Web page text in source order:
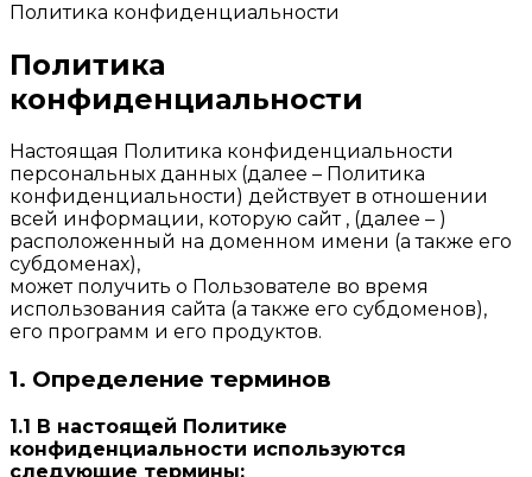
Политика конфиденциальности
Политика
конфиденциальности
Настоящая Политика конфиденциальности
персональных данных (далее – Политика
конфиденциальности) действует в отношении
всей информации, которую сайт , (далее – )
расположенный на доменном имени (а также его
субдоменах),
может получить о Пользователе во время
использования сайта (а также его субдоменов),
его программ и его продуктов.
1. Определение терминов
1.1 В настоящей Политике
конфиденциальности используются
следующие термины: